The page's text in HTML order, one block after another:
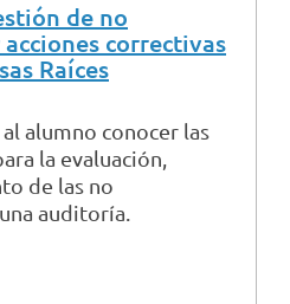
de no
correctivas
Raíces
alumno conocer las
la evaluación,
de las no
auditoría.